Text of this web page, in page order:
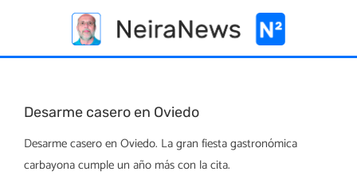
content
Desarme casero en Oviedo
Desarme casero en Oviedo. La gran fiesta gastronómica
carbayona cumple un año más con la cita.